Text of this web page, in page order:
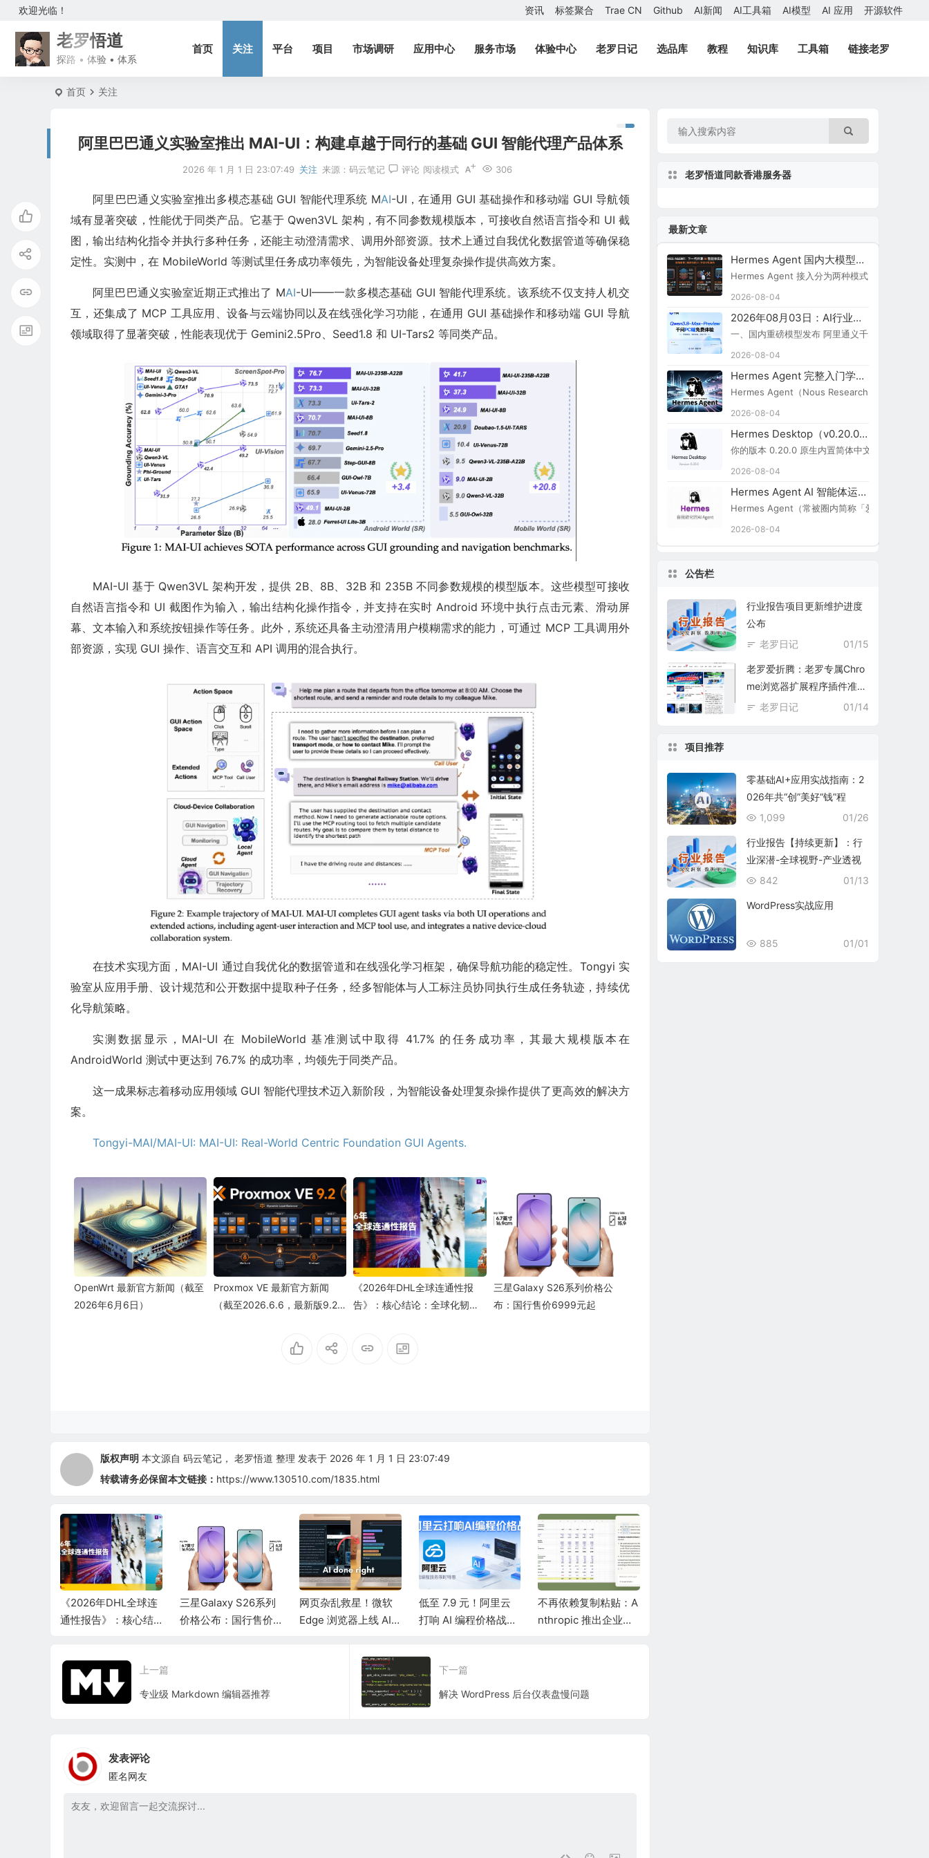
欢迎光临！ 资讯 标签聚合 Trae CN Github AI新闻 AI工具箱 AI模型 AI 应用 开源软件
老罗悟道
探路 • 体验 • 体系
首页 关注 平台 项目 市场调研 应用中心 服务市场 体验中心 老罗日记 选品库 教程 知识库 工具箱 链接老罗
首页 关注
阿里巴巴通义实验室推出 MAI-UI：构建卓越于同行的基础 GUI 智能代理产品体系
2026 年 1 月 1 日 23:07:49 关注 来源： 码云笔记 评论 306
阅读模式
阿里巴巴通义实验室推出多模态基础 GUI 智能代理系统 MAI-UI，在通用 GUI 基础操作和移动端 GUI 导航领
域有显著突破，性能优于同类产品。它基于 Qwen3VL 架构，有不同参数规模版本，可接收自然语言指令和 UI 截
图，输出结构化指令并执行多种任务，还能主动澄清需求、调用外部资源。技术上通过自我优化数据管道等确保稳
定性。实测中，在 MobileWorld 等测试里任务成功率领先，为智能设备处理复杂操作提供高效方案。
阿里巴巴通义实验室近期正式推出了 MAI-UI——一款多模态基础 GUI 智能代理系统。该系统不仅支持人机交
互，还集成了 MCP 工具应用、设备与云端协同以及在线强化学习功能，在通用 GUI 基础操作和移动端 GUI 导航
领域取得了显著突破，性能表现优于 Gemini2.5Pro、Seed1.8 和 UI-Tars2 等同类产品。
MAI-UI 基于 Qwen3VL 架构开发，提供 2B、8B、32B 和 235B 不同参数规模的模型版本。这些模型可接收
自然语言指令和 UI 截图作为输入，输出结构化操作指令，并支持在实时 Android 环境中执行点击元素、滑动屏
幕、文本输入和系统按钮操作等任务。此外，系统还具备主动澄清用户模糊需求的能力，可通过 MCP 工具调用外
部资源，实现 GUI 操作、语言交互和 API 调用的混合执行。
在技术实现方面，MAI-UI 通过自我优化的数据管道和在线强化学习框架，确保导航功能的稳定性。Tongyi 实
验室从应用手册、设计规范和公开数据中提取种子任务，经多智能体与人工标注员协同执行生成任务轨迹，持续优
化导航策略。
实测数据显示，MAI-UI 在 MobileWorld 基准测试中取得 41.7% 的任务成功率，其最大规模版本在
AndroidWorld 测试中更达到 76.7% 的成功率，均领先于同类产品。
这一成果标志着移动应用领域 GUI 智能代理技术迈入新阶段，为智能设备处理复杂操作提供了更高效的解决方
案。
Tongyi-MAI/MAI-UI: MAI-UI: Real-World Centric Foundation GUI Agents.
OpenWrt 最新官方新闻（截至
2026年6月6日）
Proxmox VE 最新官方新闻
（截至2026.6.6，最新版9.2
《2026年DHL全球连通性报
告》：核心结论：全球化韧性
三星Galaxy S26系列价格公
布：国行售价6999元起
版权声明 本文源自 码云笔记 ， 老罗悟道 整理 发表于 2026 年 1 月 1 日 23:07:49
转载请务必保留本文链接： https://www.130510.com/1835.html
《2026年DHL全球连
通性报告》：核心结
位
三星Galaxy S26系列
价格公布：国行售价6
网页杂乱救星！微软
Edge 浏览器上线 AI
低至 7.9 元！阿里云
打响 AI 编程价格战：
流”模型，Qwen3.5
刷新同级纪录
不再依赖复制粘贴：A
nthropic 推出企业插
上一篇
专业级 Markdown 编辑器推荐
下一篇
解决 WordPress 后台仪表盘慢问题
发表评论
匿名网友
老罗悟道同款香港服务器
最新文章
Hermes Agent 国内大模型接入指南
Hermes Agent 接入分为两种模式：原生内置
2026-08-04
2026年08月03日：AI行业新闻简报
一、国内重磅模型发布 阿里通义千问
2026-08-04
Hermes Agent 完整入门学习路线图
Hermes Agent（Nous Research）：开源自进
2026-08-04
Hermes Desktop（v0.20.0）切换简体中文步骤
你的版本 0.20.0 原生内置简体中文，无需额外
2026-08-04
Hermes Agent AI 智能体运行引擎
Hermes Agent（常被圈内简称「爱马仕 Agent
2026-08-04
公告栏
行业报告项目更新维护进度
公布
01/15
老罗日记
老罗爱折腾：老罗专属Chro
me浏览器扩展程序插件准备
中
01/14
老罗日记
项目推荐
零基础AI+应用实战指南：2
026年共“创”美好“钱”程
01/26
1,099
行业报告【持续更新】：行
业深潜-全球视野-产业透视
01/13
842
WordPress实战应用
01/01
885